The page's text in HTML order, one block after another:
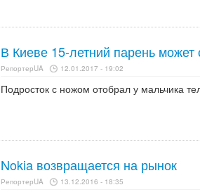
В Киеве 15-летний парень может
РепортерUA 12.01.2017 - 19:02
Подросток с ножом отобрал у мальчика
Nokia возвращается на рынок
РепортерUA 13.12.2016 - 18:35